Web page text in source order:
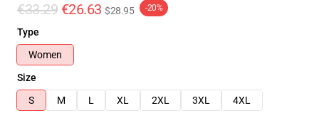
€33.29 €26.63 $28.95 -20%
Type
Women
Size
S
M L XL 2XL 3XL 4XL